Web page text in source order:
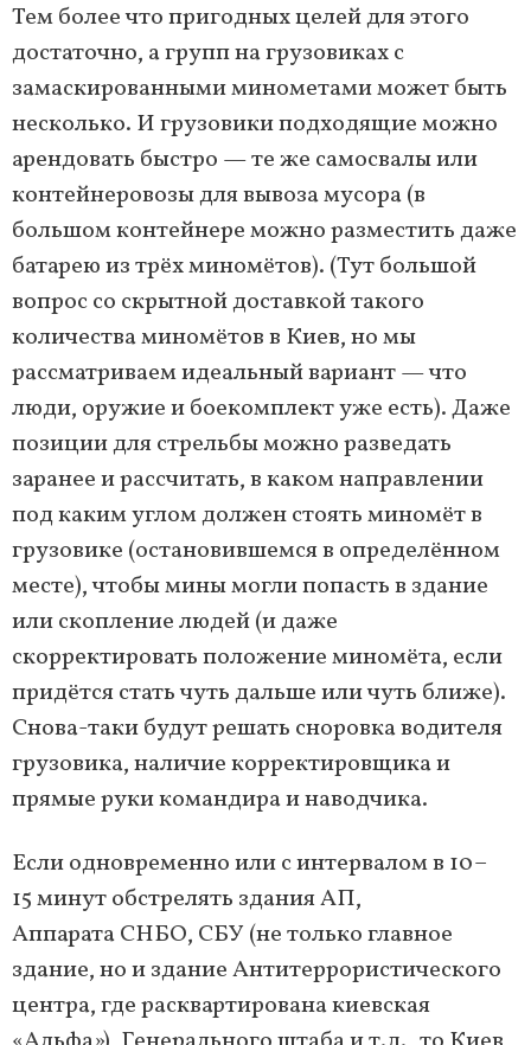
Тем более что пригодных целей для этого
достаточно, а групп на грузовиках с
замаскированными минометами может быть
несколько. И грузовики подходящие можно
арендовать быстро — те же самосвалы или
контейнеровозы для вывоза мусора (в
большом контейнере можно разместить даже
батарею из трёх миномётов). (Тут большой
вопрос со скрытной доставкой такого
количества миномётов в Киев, но мы
рассматриваем идеальный вариант — что
люди, оружие и боекомплект уже есть). Даже
позиции для стрельбы можно разведать
заранее и рассчитать, в каком направлении
под каким углом должен стоять миномёт в
грузовике (остановившемся в определённом
месте), чтобы мины могли попасть в здание
или скопление людей (и даже
скорректировать положение миномёта, если
придётся стать чуть дальше или чуть ближе).
Снова-таки будут решать сноровка водителя
грузовика, наличие корректировщика и
прямые руки командира и наводчика.
Если одновременно или с интервалом в 10–
15 минут обстрелять здания АП,
Аппарата СНБО, СБУ (не только главное
здание, но и здание Антитеррористического
центра, где расквартирована киевская